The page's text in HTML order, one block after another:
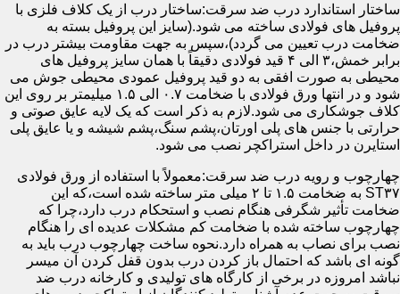
ساختار استاندارد درب ضد سرقت:ساختار درب از یک کلاف فلزی با
پروفیل های فولادی ساخته می شود.(سایز این پروفیل بسته به
ضخامت درب تعیین می گردد)،سپس به جهت مقاومت بیشتر درب در
برابر خمش،۳ الی ۴ قید فولادی دقیقاً با همان سایز پروفیل های
محیطی به صورت افقی به دو قید پروفیل عمودی محیطی جوش می
شود و در انتها ورق فولادی با ضخامت ۰.۷ الی ۱.۵ میلیمتر بر روی این
کلاف جوشکاری می شود.لازم به ذکر است که یک لایه عایق صوتی و
حرارتی با جنس های پلی اورتان،پشم سنگ،پشم شیشه و یا عایق پلی
استایرن در داخل استراکچر نصب می شود.
چهارچوب و رویه درب ضد سرقت:معمولاً با استفاده از ورق فولادی
ST۳۷ به ضخامت ۱.۵ تا ۲ میلی متر ساخته شده است،که این
ضخامت تأثیر شگرفی هنگام نصب و استحکام درب دارد،چرا که
چهارچوب ساخته شده با ضخامت کم مشکلات عدیده ای را هنگام
نصب برای نصاب به همراه دارد.نحوه ساخت چهارچوب درب باید به
گونه ای باشد که احتمال باز کردن درب بدون قفل کردن آن میسر
نباشد امروزه در برخی از کارگاه های تولیدی و کارخانه درب ضد